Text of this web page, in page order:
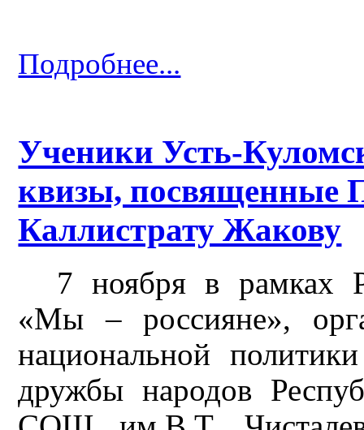
Подробнее...
Ученики Усть-
квизы, посвященные
Каллистрату Жакову
7 ноября в рамках
«Мы – россияне»,
национальной
дружбы народов